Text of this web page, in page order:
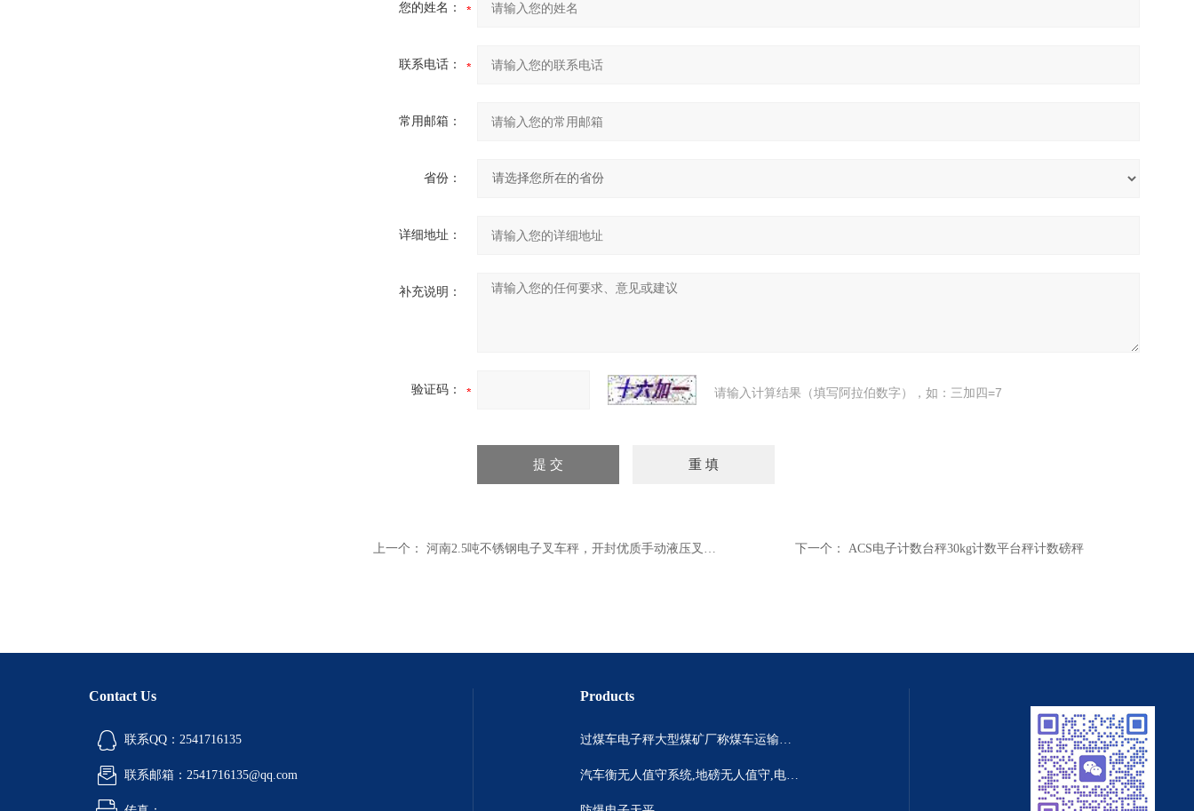
您的姓名：
联系电话：
常用邮箱：
省份：
详细地址：
补充说明：
验证码： 请输入计算结果（填写阿拉伯数字），如：三加四=7
上一个： 河南2.5吨不锈钢电子叉车秤，开封优质手动液压叉车秤 下一个： ACS电子计数台秤30kg计数平台秤计数磅秤
Contact Us
联系QQ：2541716135
联系邮箱：2541716135@qq.com
Products
过煤车电子秤大型煤矿厂称煤车运输过120吨汽车过磅称~山西晋城市150吨卡车过磅称.内蒙古重型100吨货车过磅称
汽车衡无人值守系统,地磅无人值守,电子地磅无人值守智能化系统